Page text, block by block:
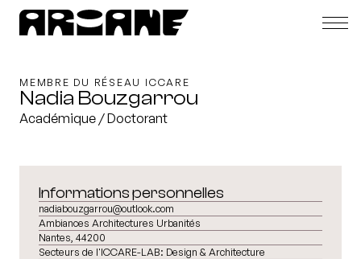
MEMBRE DU RÉSEAU ICCARE
Nadia Bouzgarrou
Académique / Doctorant
Informations personnelles
nadiabouzgarrou@outlook.com
Ambiances Architectures Urbanités
Nantes, 44200
Secteurs de l'ICCARE-LAB: Design & Architecture